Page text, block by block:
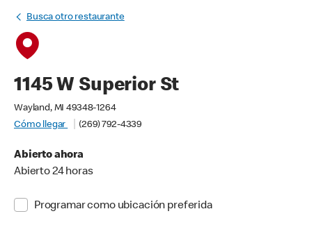
Busca otro restaurante
1145 W Superior St
Wayland, MI 49348-1264
Cómo llegar
(269) 792-4339
Abierto ahora
Abierto 24 horas
Programar como ubicación preferida